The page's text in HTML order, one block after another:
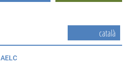
català
AELC